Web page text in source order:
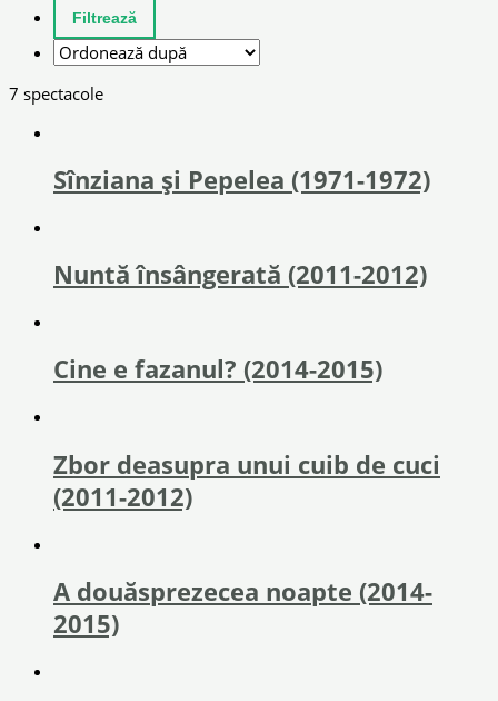
7 spectacole
Sînziana și Pepelea (1971-1972)
Nuntă însângerată (2011-2012)
Cine e fazanul? (2014-2015)
Zbor deasupra unui cuib de cuci
(2011-2012)
A douăsprezecea noapte (2014-
2015)